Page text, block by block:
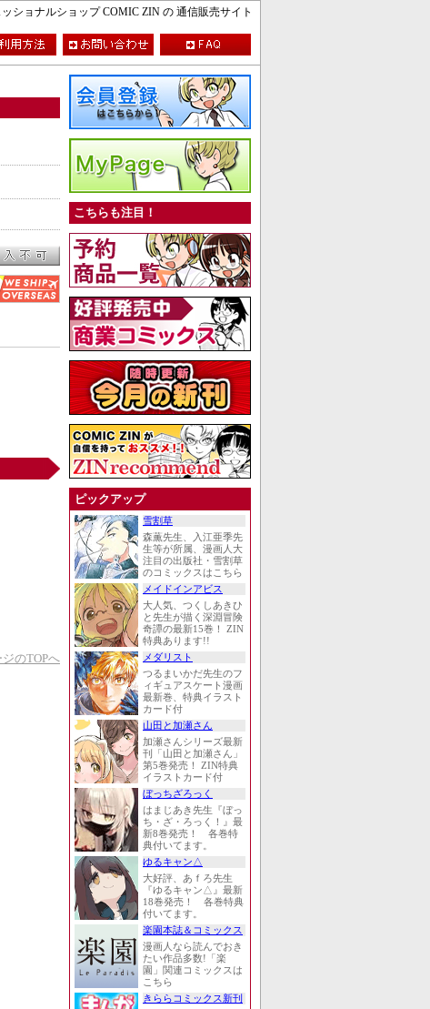
ショナルショップ COMIC ZIN の 通信販売サイト
のTOPへ
こちらも注目！
ピックアップ
雪割草
森薫先生、入江亜季先
生等が所属、漫画人大
注目の出版社・雪割草
のコミックスはこちら
メイドインアビス
大人気、つくしあきひ
と先生が描く深淵冒険
奇譚の最新15巻！ ZIN
特典あります!!
メダリスト
つるまいかだ先生のフ
ィギュアスケート漫画
最新巻、特典イラスト
カード付
山田と加瀬さん
加瀬さんシリーズ最新
刊「山田と加瀬さん」
第5巻発売！ ZIN特典
イラストカード付
ぼっちざろっく
はまじあき先生『ぼっ
ち・ざ・ろっく！』最
新8巻発売！ 各巻特
典付いてます。
ゆるキャン△
大好評、あｆろ先生
『ゆるキャン△』最新
18巻発売！ 各巻特典
付いてます。
楽園本誌＆コミックス
漫画人なら読んでおき
たい作品多数!「楽
園」関連コミックスは
こちら
きららコミックス新刊